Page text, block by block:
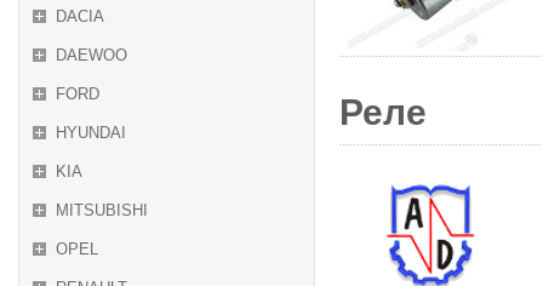
DACIA
DAEWOO
FORD
HYUNDAI
KIA
MITSUBISHI
OPEL
Реле